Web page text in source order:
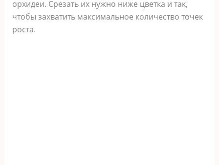
орхидеи. Срезать их нужно ниже цветка и так,
чтобы захватить максимальное количество точек
роста.